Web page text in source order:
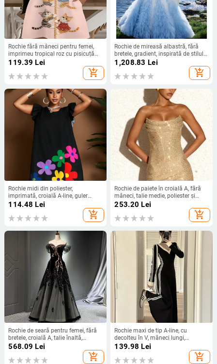
Rochie fără mâneci pentru femei,
imprimeu tropical roz cu pisicuță
cățărând pe o frânghie
119.39 Lei
add_shopping_cart
Rochie de mireasă albastră, fără
bretele, gradient, inspirată de stilul
francez, simplă și proaspătă pentru
ședințe foto
1,208.83 Lei
add_shopping_cart
Rochie midi din poliester,
imprimată, croială A-line, guler
rotund și mâneci scurte
114.48 Lei
add_shopping_cart
Rochie de paiete în croială A, fără
mâneci, talie medie, poliester și
elastan, detalii colaj, potrivită
253.20 Lei
add_shopping_cart
Rochie de seară pentru femei, fără
bretele, croială A, talie înaltă,
mâneci 3/4, fustă lungă
568.09 Lei
add_shopping_cart
Rochie maxi de tip A-line, cu
decolteu în V, mâneci lungi,
poliester, imprimeu color-block
139.98 Lei
add_shopping_cart